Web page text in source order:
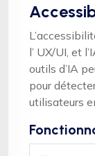
l’ UX/UI, et
outils d’IA
pour
utilisateurs